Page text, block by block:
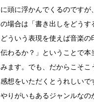
に頭に浮かんでくるのですが
の場合は「書き出しをどうす
どういう表現を使えば音楽の
伝わるか？」ということで本
みます。でも、だからこそこ
感想をいただくとうれしいで
やりがいもあるジャンルなの